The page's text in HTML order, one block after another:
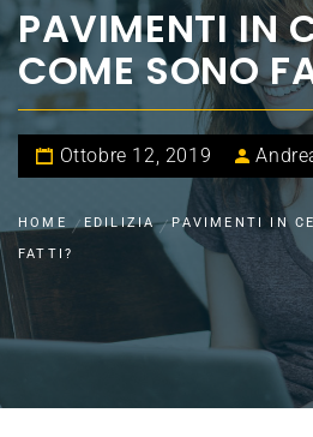
PAVIMENTI IN
COME SONO
Ottobre 12, 2019
HOME EDILIZIA
PAVIMENTI IN
FATTI?